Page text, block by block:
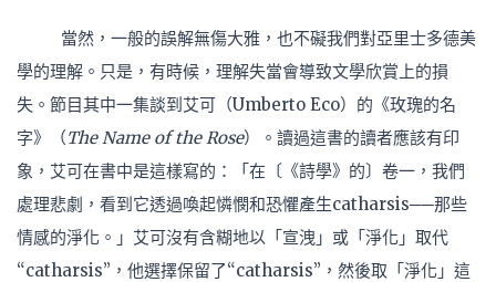
當然，一般的誤解無傷大雅，也不礙我們對亞里士多德美
學的理解。只是，有時候，理解失當會導致文學欣賞上的損
失。節目其中一集談到艾可（Umberto Eco）的《玫瑰的名
字》（The Name of the Rose）。讀過這書的讀者應該有印
象，艾可在書中是這樣寫的：「在〔《詩學》的〕卷一，我們
處理悲劇，看到它透過喚起憐憫和恐懼產生catharsis──那些
情感的淨化。」艾可沒有含糊地以「宣洩」或「淨化」取代
“catharsis”，他選擇保留了“catharsis”，然後取「淨化」這